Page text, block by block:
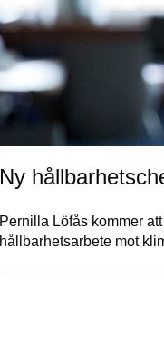
Ny
Pernilla Löfås kommer
hållbarhetsarbete mot